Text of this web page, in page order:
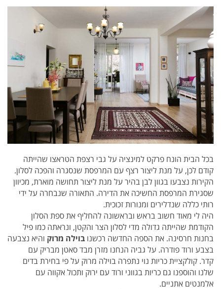
בכל הבית הונח פרקט למינציה על גבי רצפת הטראצו שהייתה
קודם לכן, על מנת ליצור רצף עם המרפסת שנסגרה והפכה לסלון.
הקירות נצבעו בגוון לבן בהיר על מנת ליצור תחושה מוארת, מכיוון
שסגירת המרפסת החשיכה את הדירה. התאורה שנבחרה על ידי
רותי כללה שנדלירים ומנורות זכוכית.
היה לי מאוד חשוב בראש ובראשונה להחליף את ספת הסלון
הקודמת שהייתה גדולה מדי לסלון הצר והקטן, ונראתה כמו פיל
בחנות חרסינה. את הספה החדשה רכשנו בוילה מרוק והיא נצבעה
בצבע ורוד פודרה. על גביה הנחנו מזרן מבד סאטן מבריק עם
קדר. קולקציית כריות נוי נתפרה בוילה מרוק על פי בחירת בדים
שלנו והוספנו גם כריותבגווני ורוד עם ירוק ותכול אקווה עם
אלמנטים אתניים.